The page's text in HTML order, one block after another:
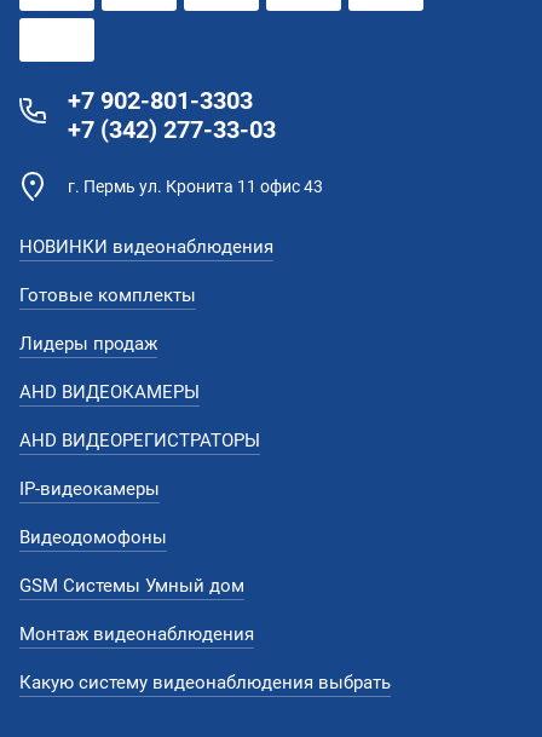
+7 902-801-3303
+7 (342) 277-33-03
г. Пермь ул. Кронита 11 офис 43
НОВИНКИ видеонаблюдения
Готовые комплекты
Лидеры продаж
AHD ВИДЕОКАМЕРЫ
AHD ВИДЕОРЕГИСТРАТОРЫ
IP-видеокамеры
Видеодомофоны
GSM Системы Умный дом
Монтаж видеонаблюдения
Какую систему видеонаблюдения выбрать